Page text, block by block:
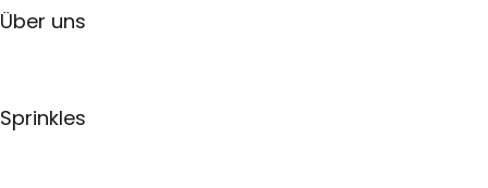
Über uns
Sprinkles